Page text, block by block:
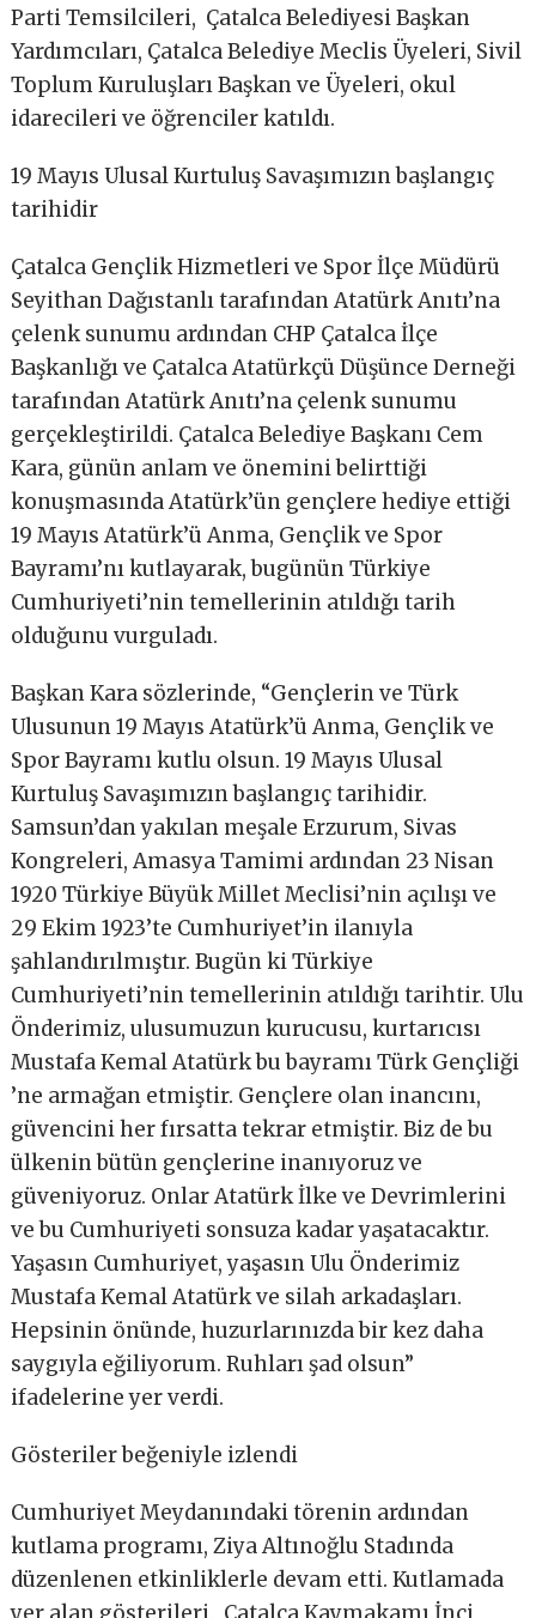
Parti Temsilcileri, Çatalca Belediyesi Başkan
Yardımcıları, Çatalca Belediye Meclis Üyeleri, Sivil
Toplum Kuruluşları Başkan ve Üyeleri, okul
idarecileri ve öğrenciler katıldı.
19 Mayıs Ulusal Kurtuluş Savaşımızın başlangıç
tarihidir
Çatalca Gençlik Hizmetleri ve Spor İlçe Müdürü
Seyithan Dağıstanlı tarafından Atatürk Anıtı’na
çelenk sunumu ardından CHP Çatalca İlçe
Başkanlığı ve Çatalca Atatürkçü Düşünce Derneği
tarafından Atatürk Anıtı’na çelenk sunumu
gerçekleştirildi. Çatalca Belediye Başkanı Cem
Kara, günün anlam ve önemini belirttiği
konuşmasında Atatürk’ün gençlere hediye ettiği
19 Mayıs Atatürk’ü Anma, Gençlik ve Spor
Bayramı’nı kutlayarak, bugünün Türkiye
Cumhuriyeti’nin temellerinin atıldığı tarih
olduğunu vurguladı.
Başkan Kara sözlerinde, “Gençlerin ve Türk
Ulusunun 19 Mayıs Atatürk’ü Anma, Gençlik ve
Spor Bayramı kutlu olsun. 19 Mayıs Ulusal
Kurtuluş Savaşımızın başlangıç tarihidir.
Samsun’dan yakılan meşale Erzurum, Sivas
Kongreleri, Amasya Tamimi ardından 23 Nisan
1920 Türkiye Büyük Millet Meclisi’nin açılışı ve
29 Ekim 1923’te Cumhuriyet’in ilanıyla
şahlandırılmıştır. Bugün ki Türkiye
Cumhuriyeti’nin temellerinin atıldığı tarihtir. Ulu
Önderimiz, ulusumuzun kurucusu, kurtarıcısı
Mustafa Kemal Atatürk bu bayramı Türk Gençliği
’ne armağan etmiştir. Gençlere olan inancını,
güvencini her fırsatta tekrar etmiştir. Biz de bu
ülkenin bütün gençlerine inanıyoruz ve
güveniyoruz. Onlar Atatürk İlke ve Devrimlerini
ve bu Cumhuriyeti sonsuza kadar yaşatacaktır.
Yaşasın Cumhuriyet, yaşasın Ulu Önderimiz
Mustafa Kemal Atatürk ve silah arkadaşları.
Hepsinin önünde, huzurlarınızda bir kez daha
saygıyla eğiliyorum. Ruhları şad olsun”
ifadelerine yer verdi.
Gösteriler beğeniyle izlendi
Cumhuriyet Meydanındaki törenin ardından
kutlama programı, Ziya Altınoğlu Stadında
düzenlenen etkinliklerle devam etti. Kutlamada